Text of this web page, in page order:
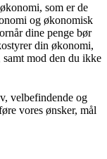
som er de
og økonomisk
dine penge bør
din økonomi,
mod den du ikke
velbefindende og
vores ønsker, mål